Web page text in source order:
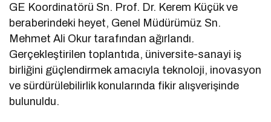
GE Koordinatörü Sn. Prof. Dr. Kerem Küçük ve
beraberindeki heyet, Genel Müdürümüz Sn.
Mehmet Ali Okur tarafından ağırlandı.
Gerçekleştirilen toplantıda, üniversite-sanayi iş
birliğini güçlendirmek amacıyla teknoloji, inovasyon
ve sürdürülebilirlik konularında fikir alışverişinde
bulunuldu.